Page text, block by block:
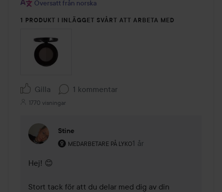
Översatt från norska
1 PRODUKT I INLÄGGET SVÅRT ATT ARBETA MED
Gilla 1 kommentar
1770 visningar
Stine
MEDARBETARE PÅ LYKO
Användarens roll: Medarbetare på Lyko.
1 år
Kommentaren lades 1 år
Hej! 😊
Stort tack för att du delar med dig av din